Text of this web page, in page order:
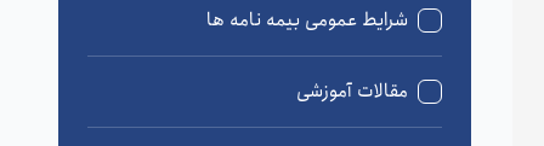
شرایط عمومی بیمه نامه ها
مقالات آموزشی